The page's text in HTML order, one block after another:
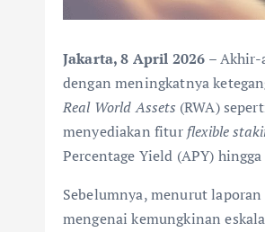
Jakarta, 8 April 2026 –Akhir-
dengan meningkatnya
Real World Assets (RWA)
menyediakan fiturflexible
Percentage Yield (APY)
Sebelumnya, menurut
mengenai kemungkinan